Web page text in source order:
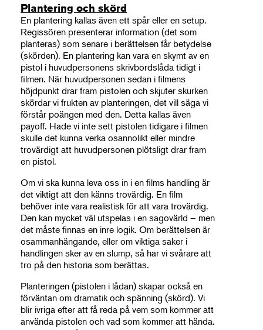
Plantering och skörd
En plantering kallas även ett spår eller en setup.
Regissören presenterar information (det som
planteras) som senare i berättelsen får betydelse
(skörden). En plantering kan vara en skymt av en
pistol i huvudpersonens skrivbordslåda tidigt i
filmen. När huvudpersonen sedan i filmens
höjdpunkt drar fram pistolen och skjuter skurken
skördar vi frukten av planteringen, det vill säga vi
förstår poängen med den. Detta kallas även
payoff. Hade vi inte sett pistolen tidigare i filmen
skulle det kunna verka osannolikt eller mindre
trovärdigt att huvudpersonen plötsligt drar fram
en pistol.
Om vi ska kunna leva oss in i en films handling är
det viktigt att den känns trovärdig. En film
behöver inte vara realistisk för att vara trovärdig.
Den kan mycket väl utspelas i en sagovärld – men
det måste finnas en inre logik. Om berättelsen är
osammanhängande, eller om viktiga saker i
handlingen sker av en slump, så har vi svårare att
tro på den historia som berättas.
Planteringen (pistolen i lådan) skapar också en
förväntan om dramatik och spänning (skörd). Vi
blir ivriga efter att få reda på vem som kommer att
använda pistolen och vad som kommer att hända.